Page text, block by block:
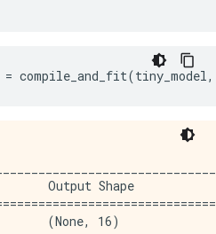
= compile_and_fit(tiny_model,
Output Shape
(None, 16)